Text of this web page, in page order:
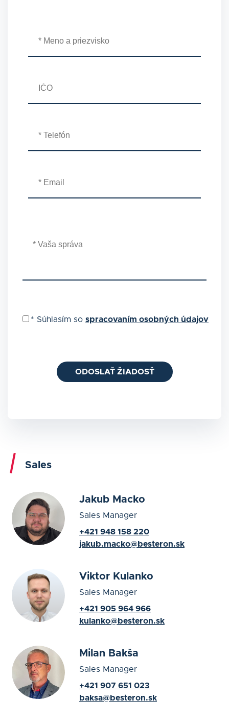
* Súhlasím so spracovaním osobných údajov
ODOSLAŤ ŽIADOSŤ
Sales
Jakub Macko
Sales Manager
+421 948 158 220
jakub.macko@besteron.sk
Viktor Kulanko
Sales Manager
+421 905 964 966
kulanko@besteron.sk
Milan Bakša
Sales Manager
+421 907 651 023
baksa@besteron.sk